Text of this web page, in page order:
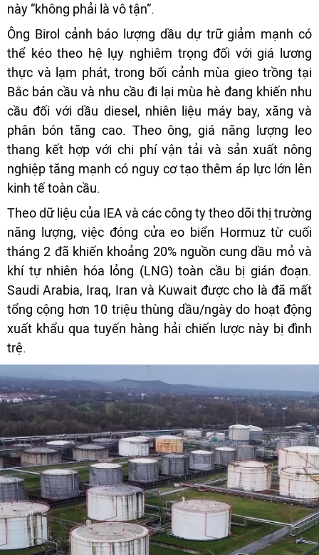
này “không phải là vô tận”.
Ông Birol cảnh báo lượng dầu dự trữ giảm mạnh có
thể kéo theo hệ lụy nghiêm trọng đối với giá lương
thực và lạm phát, trong bối cảnh mùa gieo trồng tại
Bắc bán cầu và nhu cầu đi lại mùa hè đang khiến nhu
cầu đối với dầu diesel, nhiên liệu máy bay, xăng và
phân bón tăng cao. Theo ông, giá năng lượng leo
thang kết hợp với chi phí vận tải và sản xuất nông
nghiệp tăng mạnh có nguy cơ tạo thêm áp lực lớn lên
kinh tế toàn cầu.
Theo dữ liệu của IEA và các công ty theo dõi thị trường
năng lượng, việc đóng cửa eo biển Hormuz từ cuối
tháng 2 đã khiến khoảng 20% nguồn cung dầu mỏ và
khí tự nhiên hóa lỏng (LNG) toàn cầu bị gián đoạn.
Saudi Arabia, Iraq, Iran và Kuwait được cho là đã mất
tổng cộng hơn 10 triệu thùng dầu/ngày do hoạt động
xuất khẩu qua tuyến hàng hải chiến lược này bị đình
trệ.